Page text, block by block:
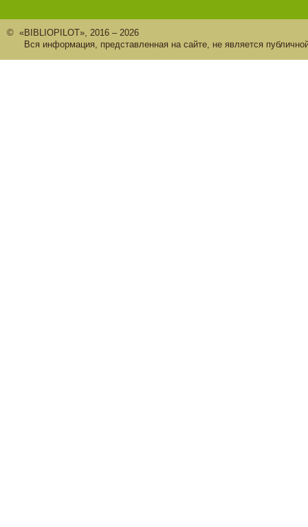
© «BIBLIOPILOT», 2016 – 2026
Вся информация, представленная на сайте, не является